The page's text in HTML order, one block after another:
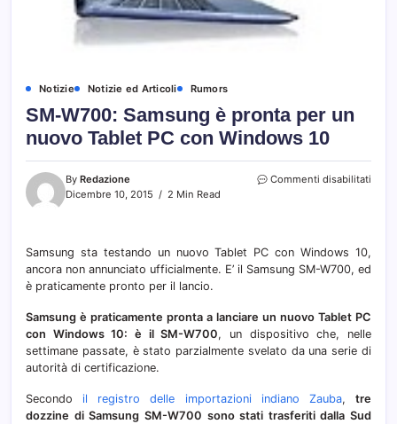
Notizie Notizie ed Articoli Rumors
SM-W700: Samsung è pronta per un
nuovo Tablet PC con Windows 10
By Redazione
Dicembre 10, 2015
2 Min Read
Commenti disabilitati
Samsung sta testando un nuovo Tablet PC con Windows 10,
ancora non annunciato ufficialmente. E’ il Samsung SM-W700, ed
è praticamente pronto per il lancio.
Samsung è praticamente pronta a lanciare un nuovo Tablet PC
con Windows 10: è il SM-W700, un dispositivo che, nelle
settimane passate, è stato parzialmente svelato da una serie di
autorità di certificazione.
Secondo il registro delle importazioni indiano Zauba,tre
dozzine di Samsung SM-W700 sono stati trasferiti dalla Sud